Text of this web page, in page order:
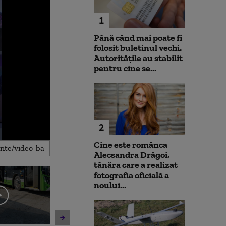
1
Până când mai poate fi
folosit buletinul vechi.
Autoritățile au stabilit
pentru cine se...
2
Cine este românca
Alecsandra Drăgoi,
tânăra care a realizat
fotografia oficială a
noului...